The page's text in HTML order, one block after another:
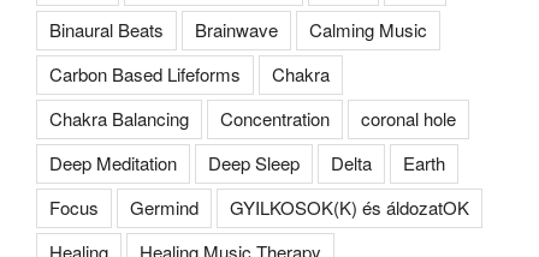
Binaural Beats
Brainwave
Calming Music
Carbon Based Lifeforms
Chakra
Chakra Balancing
Concentration
coronal hole
Deep Meditation
Deep Sleep Delta
Earth
Focus
Germind
GYILKOSOK(K) és áldozatOK